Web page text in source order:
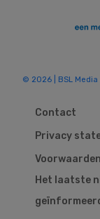
© 2026 | BSL Media
Contact
Privacy
Voorwaarden
Het laatste